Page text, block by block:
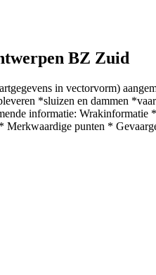
BZ Zuid
in vectorvorm)
*sluizen en dammen
informatie: Wrakinformatie
punten *